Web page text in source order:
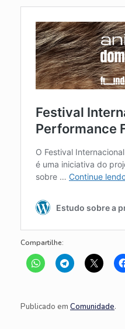
Compartilhe:
Publicado em Comunidade.